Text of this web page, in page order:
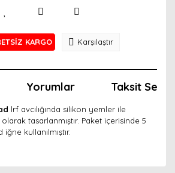
KARGO Karşılaştır
Yorumlar Taksit
lrf avcılığında silikon yemler ile
tasarlanmıştır. Paket içerisinde 5
kullanılmıştır.